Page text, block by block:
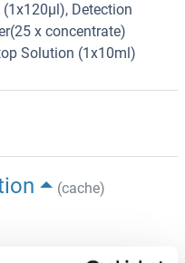
Detection
x concentrate)
Solution (1x10ml)
(cache)